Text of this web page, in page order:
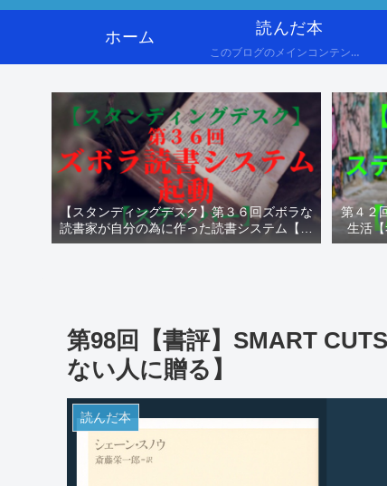
ホーム
読んだ本
このブログのメインコンテンツです
【スタンディングデスク】第３６回ズボラな
読書家が自分の為に作った読書システム【ス
テッパー】
第４２
生活【
第98回【書評】SMART
ない人に贈る】
読んだ本